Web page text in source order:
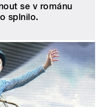
se v románu
splnilo.